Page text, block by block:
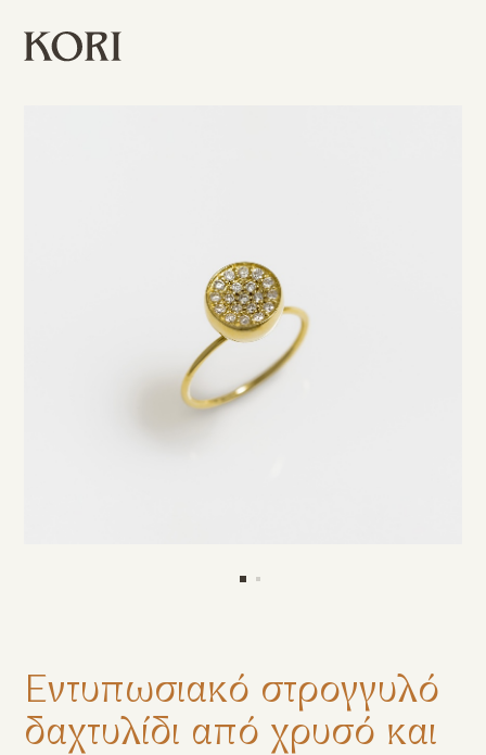
Εντυπωσιακό στρογγυλό
δαχτυλίδι από χρυσό και